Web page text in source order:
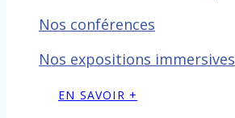
Nos conférences
Nos expositions immersives
EN SAVOIR +